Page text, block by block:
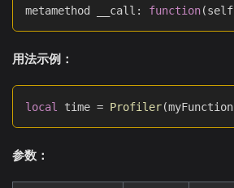
metamethod __call : function(self
用法示例：
local time = Profiler(myFunction
参数：